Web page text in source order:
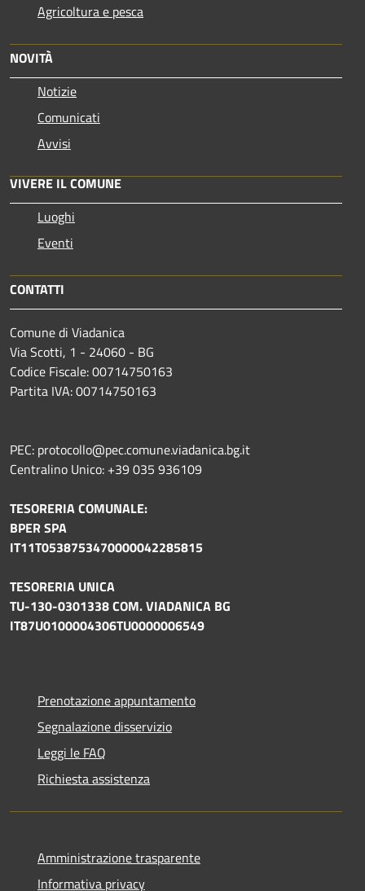
Agricoltura e pesca
NOVITÀ
Notizie
Comunicati
Avvisi
VIVERE IL COMUNE
Luoghi
Eventi
CONTATTI
Comune di Viadanica
Via Scotti, 1 - 24060 - BG
Codice Fiscale: 00714750163
Partita IVA: 00714750163
PEC: protocollo@pec.comune.viadanica.bg.it
Centralino Unico: +39 035 936109
TESORERIA COMUNALE:
BPER SPA
IT11T0538753470000042285815
TESORERIA UNICA
TU-130-0301338 COM. VIADANICA BG
IT87U0100004306TU0000006549
Prenotazione appuntamento
Segnalazione disservizio
Leggi le FAQ
Richiesta assistenza
Amministrazione trasparente
Informativa privacy